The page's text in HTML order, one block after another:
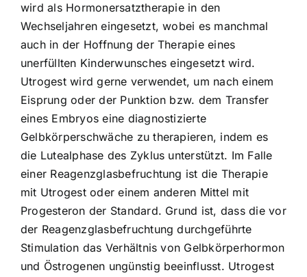
wird als Hormonersatztherapie in den
Wechseljahren eingesetzt, wobei es manchmal
auch in der Hoffnung der Therapie eines
unerfüllten Kinderwunsches eingesetzt wird.
Utrogest wird gerne verwendet, um nach einem
Eisprung oder der Punktion bzw. dem Transfer
eines Embryos eine diagnostizierte
Gelbkörperschwäche zu therapieren, indem es
die Lutealphase des Zyklus unterstützt. Im Falle
einer Reagenzglasbefruchtung ist die Therapie
mit Utrogest oder einem anderen Mittel mit
Progesteron der Standard. Grund ist, dass die vor
der Reagenzglasbefruchtung durchgeführte
Stimulation das Verhältnis von Gelbkörperhormon
und Östrogenen ungünstig beeinflusst. Utrogest